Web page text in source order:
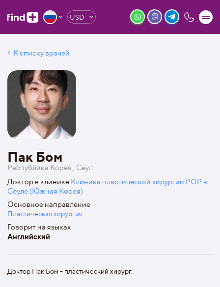
USD
К списку врачей
Пак Бом
Республика Корея , Сеул
Доктор в клинике Клиника пластической хирургии POP в
Сеуле (Южная Корея)
Основное направление
Пластическая хирургия
Говорит на языках
Английский
Доктор Пак Бом - пластический хирург.